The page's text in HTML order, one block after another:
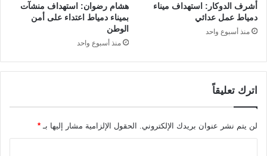
أشرف الدوكار: استهداف ميناء
دمياط عمل عدائي
منذ أسبوع واحد
هشام رضوان: استهداف منشآت
بميناء دمياط اعتداء على أمن
الوطن
منذ أسبوع واحد
اترك تعليقاً
لن يتم نشر عنوان بريدك الإلكتروني. الحقول الإلزامية مشار إليها بـ *